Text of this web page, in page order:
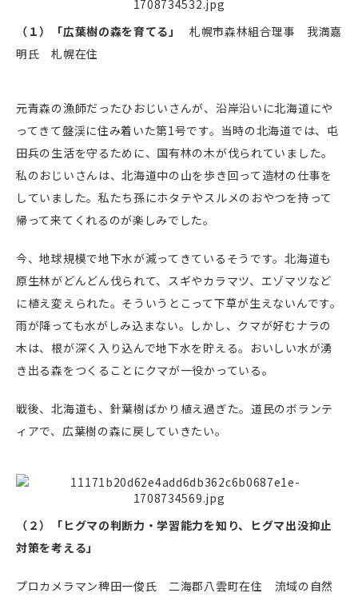
（１）「広葉樹の森を育てる」 札幌市森林組合理事 我満嘉
明氏 札幌在住
元青森の漁師だったひおじいさんが、沿岸沿いに北海道にや
ってきて盤渓に住み着いた第1号です。当時の北海道では、屯
田兵の生活を守るために、国有林の木が伐られていました。
私のおじいさんは、北海道中の山を歩き回って造材の仕事を
していました。私たち孫にホタテやスルメのおやつを持って
帰って来てくれるのが楽しみでした。
今、地球規模で地下水が減ってきているそうです。北海道も
原生林がどんどん伐られて、スギやカラマツ、エゾマツなど
に植え変えられた。そういうとこって下草が生えないんです。
雨が降っても水がしみ込まない。しかし、クマが好むナラの
木は、根が深く入り込んで地下水を貯える。おいしい水が湧
き出る森をつくることにクマが一役かっている。
戦後、北海道も、針葉樹ばかり植え過ぎた。道民のボランテ
ィアで、広葉樹の森に戻していきたい。
（２）「ヒグマの判断力・学習能力を知り、ヒグマ出没抑止
対策を考える」
プロカメラマン稗田一俊氏 二海郡八雲町在住 流域の自然